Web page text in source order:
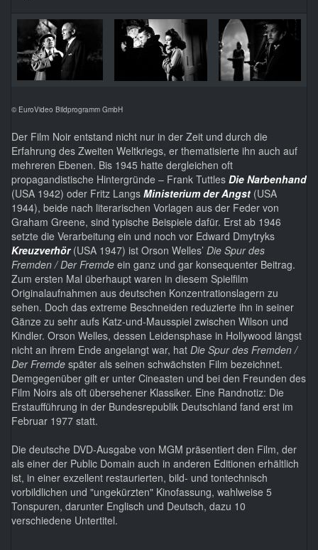
© EuroVideo Bildprogramm GmbH
Der Film Noir entstand nicht nur in der Zeit und durch die
Erfahrung des Zweiten Weltkriegs, er thematisierte ihn auch auf
mehreren Ebenen. Bis 1945 hatte dergleichen oft
propagandistische Hintergründe – Frank Tuttles Die Narbenhand
(USA 1942) oder Fritz Langs Ministerium der Angst (USA
1944), beide nach literarischen Vorlagen aus der Feder von
Graham Greene, sind typische Beispiele dafür. Erst ab 1946
setzte die Verarbeitung ein und noch vor Edward Dmytryks
Kreuzverhör(USA 1947) ist Orson Welles’ Die Spur des
Fremden / Der Fremde ein ganz und gar konsequenter Beitrag.
Zum ersten Mal überhaupt waren in diesem Spielfilm
Originalaufnahmen aus deutschen Konzentrationslagern zu
sehen. Doch das extreme Beschneiden reduzierte ihn in seiner
Gänze zu sehr aufs Katz-und-Mausspiel zwischen Wilson und
Kindler. Orson Welles, dessen Leidensphase in Hollywood längst
nicht an ihrem Ende angelangt war, hat Die Spur des Fremden /
Der Fremde später als seinen schwächsten Film bezeichnet.
Demgegenüber gilt er unter Cineasten und bei den Freunden des
Film Noirs als oft übersehener Klassiker. Eine Randnotiz: Die
Erstaufführung in der Bundesrepublik Deutschland fand erst im
Februar 1977 statt.
Die deutsche DVD-Ausgabe von MGM präsentiert den Film, der
als einer der Public Domain auch in anderen Editionen erhältlich
ist, in einer exzellent restaurierten, bild- und tontechnisch
vorbildlichen und "ungekürzten" Kinofassung, wahlweise 5
Tonspuren, darunter Englisch und Deutsch, dazu 10
verschiedene Untertitel.